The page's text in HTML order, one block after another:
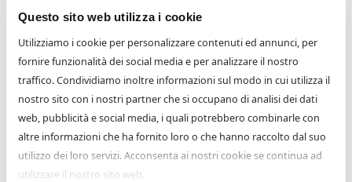
Questo sito web utilizza i cookie
Utilizziamo i cookie per personalizzare contenuti ed annunci, per
fornire funzionalità dei social media e per analizzare il nostro
traffico. Condividiamo inoltre informazioni sul modo in cui utilizza il
nostro sito con i nostri partner che si occupano di analisi dei dati
web, pubblicità e social media, i quali potrebbero combinarle con
altre informazioni che ha fornito loro o che hanno raccolto dal suo
utilizzo dei loro servizi. Acconsenta ai nostri cookie se continua ad
utilizzare il nostro sito web.
parasociali, la verifica del corretto
funzionamento degli organi amministrativi e
di controllo, l’assolvimento delle formalità
assembleari e consiliari e la difesa e
rappresentanza delle aziende nelle
controversie verso i lavoratori o le società
terze concorrenti o fornitrici avanti alla
Magistratura ordinaria.